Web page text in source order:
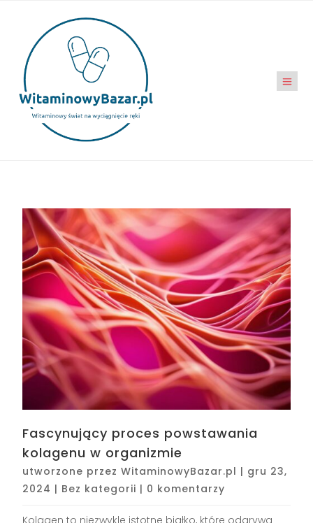
Fascynujący proces powstawania
kolagenu w organizmie
utworzone przezWitaminowyBazar.pl | gru 23,
2024 | Bez kategorii | 0 komentarzy
Kolagen to niezwykle istotne białko, które odgrywa